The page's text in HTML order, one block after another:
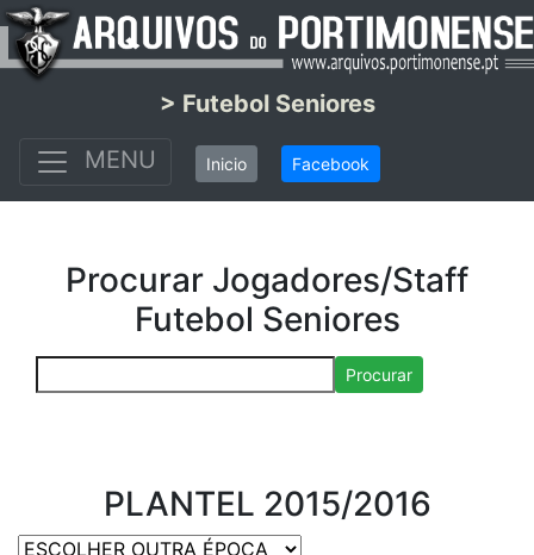
> Futebol Seniores
MENU
Inicio Facebook
Procurar Jogadores/Staff
Futebol Seniores
Procurar
PLANTEL 2015/2016